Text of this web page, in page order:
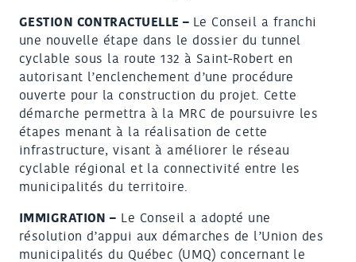
GESTION CONTRACTUELLE –
Le Conseil a franchi
une nouvelle étape dans le dossier du tunnel
cyclable sous la route 132 à Saint-Robert en
autorisant l’enclenchement d’une procédure
ouverte pour la construction du projet. Cette
démarche permettra à la MRC de poursuivre les
étapes menant à la réalisation de cette
infrastructure, visant à améliorer le réseau
cyclable régional et la connectivité entre les
municipalités du territoire.
IMMIGRATION – Le Conseil a adopté une
résolution d’appui aux démarches de l’Union des
municipalités du Québec (UMQ) concernant le